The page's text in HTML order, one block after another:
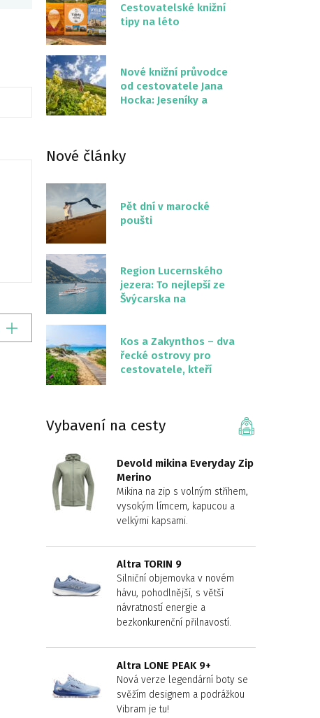
Cestovatelské knižní
tipy na léto
Nové knižní průvodce
od cestovatele Jana
Hocka: Jeseníky a
Nové články
Pět dní v marocké
poušti
Region Lucernského
jezera: To nejlepší ze
Švýcarska na
Kos a Zakynthos – dva
řecké ostrovy pro
cestovatele, kteří
Vybavení na cesty
Devold mikina Everyday Zip
Merino
Mikina na zip s volným střihem,
vysokým límcem, kapucou a
velkými kapsami.
Altra TORIN 9
Silniční objemovka v novém
hávu, pohodlnější, s větší
návratností energie a
bezkonkurenční přilnavostí.
Altra LONE PEAK 9+
Nová verze legendární boty se
svěžím designem a podrážkou
Vibram je tu!